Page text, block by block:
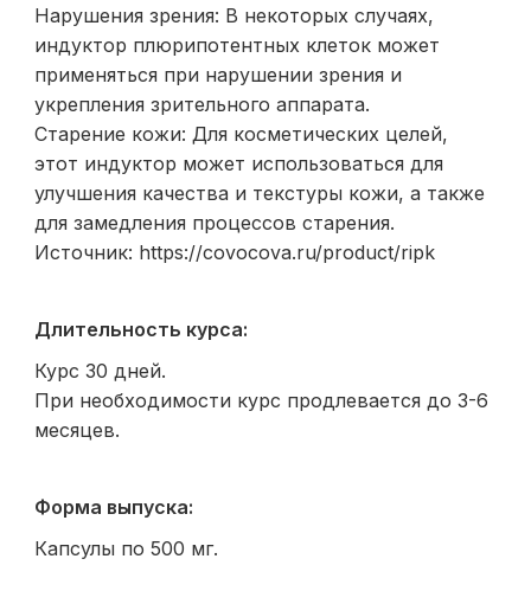
Нарушения зрения: В некоторых случаях,
индуктор плюрипотентных клеток может
применяться при нарушении зрения и
укрепления зрительного аппарата.
Старение кожи: Для косметических целей,
этот индуктор может использоваться для
улучшения качества и текстуры кожи, а также
для замедления процессов старения.
Источник: https://covocova.ru/product/ripk
Длительность курса:
Курс 30 дней.
При необходимости курс продлевается до 3-6
месяцев.
Форма выпуска:
Капсулы по 500 мг.